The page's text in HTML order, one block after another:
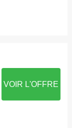
VOIR L'OFFRE